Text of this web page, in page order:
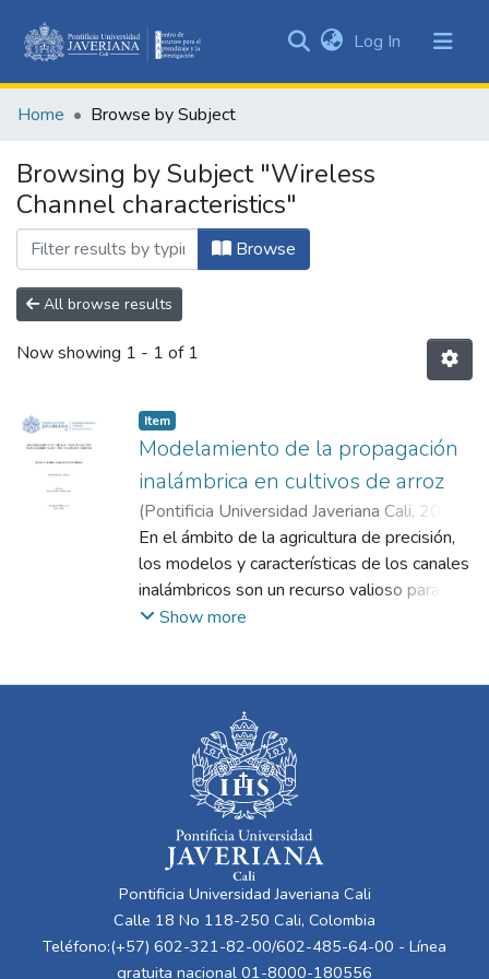
&
All of DSpace
Log In (current)
Home Browse by Subject
Browsing by Subject "Wireless
Channel characteristics"
Browse
All browse results
Now showing 1 - 1 of 1
Item
Modelamiento de la propagación
inalámbrica en cultivos de arroz
(Pontificia Universidad Javeriana Cali, 2021
Zambrano Meza, Juan Camilo;Tobón Llano,
Luis Eduardo
En el ámbito de la agricultura de precisión,
los modelos y características de los canales
inalámbricos son un recurso valioso para
garantizar que una red de sensores tenga
arroz, variando la distancia entre antenas y
su altura, en las etapas de macollamiento,
alargamiento del entrenudo y producción
del grano. Se comparó la variación de
atenuación para diferentes distancias de
transmisión y se analizó la comparación
entre los valores de RSSI estimados y los
medidos con base en diferentes modelos
de propagación. Se usó un análisis de
regresión para ajustar los modelos de
Show more
Pontificia Universidad Javeriana Cali
Calle 18 No 118-250 Cali, Colombia
Teléfono:(+57) 602-321-82-00/602-485-64-00 - Línea
gratuita nacional 01-8000-180556